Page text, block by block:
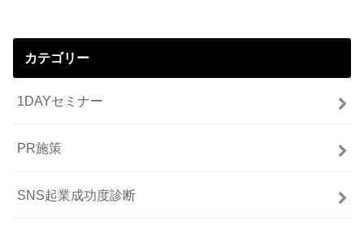
カテゴリー
1DAYセミナー
PR施策
SNS起業成功度診断